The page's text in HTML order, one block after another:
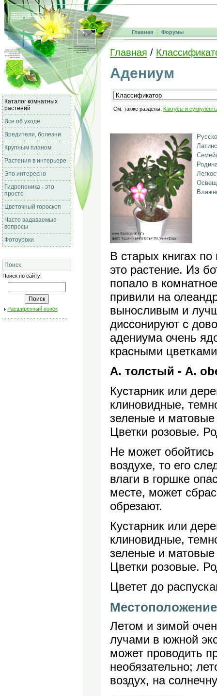
Главная Форумы
Каталог комнатных
растений
Все об уходе
Вредители, болезни
Крупным планом
Растения в интерьере
Это интересно
Гидропоника - это
просто
Цветочный гороскоп
Часто задаваемые
вопросы
Фотоуроки
Поиск
Поиск по сайту:
Расширенный поиск
Главная /
Адениум
См. также разделы: Кактусы и
В старых книгах
это растение. Из
попало в
привили на
выносливым и
диссонируют с
адениума очень
красными
А. толстый - A.
Кустарник или
клиновидные,
зеленые и
Цветки розовые.
Не может
воздухе, то его
влаги в горшке
месте, может
обрезают.
Кустарник или
клиновидные,
зеленые и
Цветки розовые.
Цветет до
Местоположение
Летом и зимой
лучами в южной
может проводить
необязательно;
воздух, на